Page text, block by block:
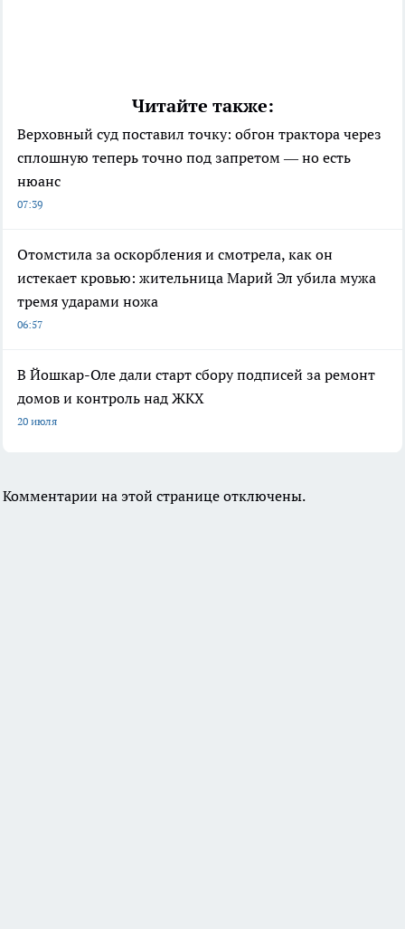
Читайте также:
Верховный суд поставил точку: обгон трактора через
сплошную теперь точно под запретом — но есть
нюанс
07:39
Отомстила за оскорбления и смотрела, как он
истекает кровью: жительница Марий Эл убила мужа
тремя ударами ножа
06:57
В Йошкар-Оле дали старт сбору подписей за ремонт
домов и контроль над ЖКХ
20 июля
Комментарии на этой странице отключены.